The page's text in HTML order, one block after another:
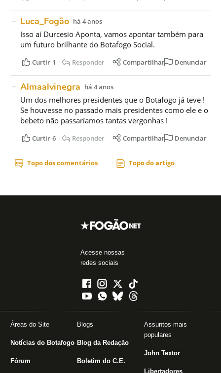
Acesse nossas
redes sociais
Áreas do Site
Notícias do Botafogo
Fórum
Blogs
Blog da Redação
Boletim do C.E.
Assuntos mais
populares
John Textor
Libertadores